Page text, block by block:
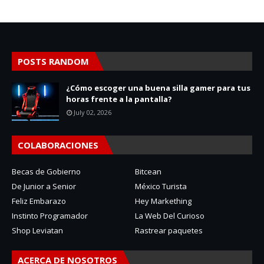
POSTS RANDOM
¿Cómo escoger una buena silla gamer para tus
horas frente a la pantalla?
July 02, 2026
COLABORACIONES
Becas de Gobierno
Bitcean
De Junior a Senior
México Turista
Feliz Embarazo
Hey Markething
Instinto Programador
La Web Del Curioso
Shop Leviatan
Rastrear paquetes
ACERCA DE NOSOTROS